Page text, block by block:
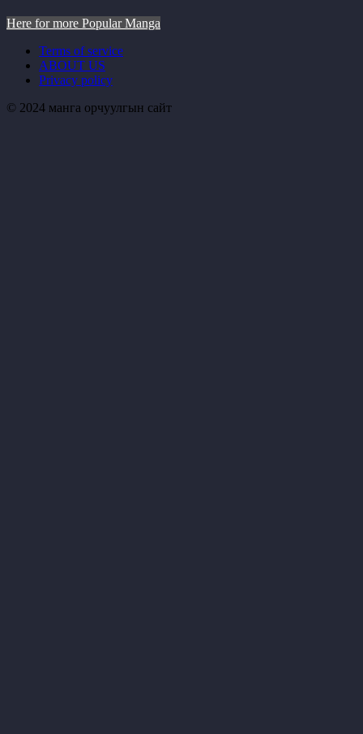
Here for more Popular Manga
Terms of service
ABOUT US
Privacy policy
© 2024 манга орчуулгын сайт